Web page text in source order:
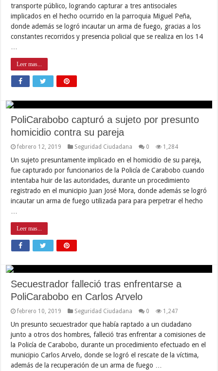
transporte público, logrando capturar a tres antisociales
implicados en el hecho ocurrido en la parroquia Miguel Peña,
donde además se logró incautar un arma de fuego, gracias a los
constantes recorridos y presencia policial que se realiza en los 14
Leer mas...
PoliCarabobo capturó a sujeto por presunto
homicidio contra su pareja
febrero 12, 2019 Seguridad Ciudadana 0 1,284
Un sujeto presuntamente implicado en el homicidio de su pareja,
fue capturado por funcionarios de la Policía de Carabobo cuando
intentaba huir de las autoridades, durante un procedimiento
registrado en el municipio Juan José Mora, donde además se logró
incautar un arma de fuego utilizada para para perpetrar el hecho
Leer mas...
Secuestrador falleció tras enfrentarse a
PoliCarabobo en Carlos Arvelo
febrero 10, 2019 Seguridad Ciudadana 0 1,247
Un presunto secuestrador que había raptado a un ciudadano
junto a otros dos hombres, falleció tras enfrentar a comisiones de
la Policía de Carabobo, durante un procedimiento efectuado en el
municipio Carlos Arvelo, donde se logró el rescate de la víctima,
además de la recuperación de un arma de fuego …